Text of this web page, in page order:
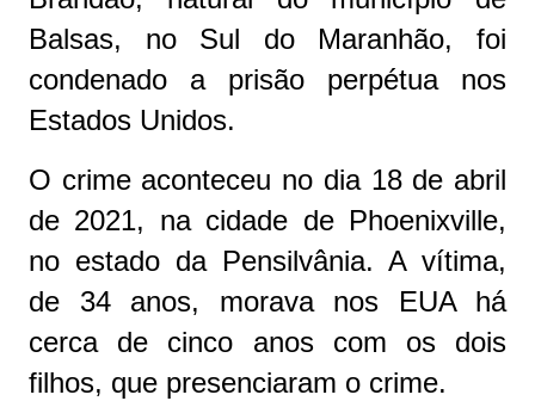
Balsas, no Sul do Maranhão, foi
condenado a prisão perpétua nos
Estados Unidos.
O crime aconteceu no dia 18 de abril
de 2021, na cidade de Phoenixville,
no estado da Pensilvânia. A vítima,
de 34 anos, morava nos EUA há
cerca de cinco anos com os dois
filhos, que presenciaram o crime.